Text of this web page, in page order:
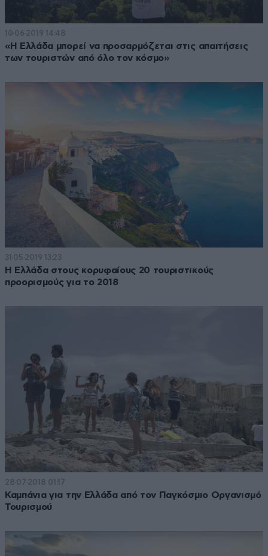
10·06·2019 14:48
«Η Ελλάδα μπορεί να προσαρμόζεται στις απαιτήσεις
των τουριστών από όλο τον κόσμο»
31·05·2019 13:23
Η Ελλάδα στους κορυφαίους 20 τουριστικούς
προορισμούς για το 2018
28·07·2018 01:17
Καμπάνια για την Ελλάδα από τον Παγκόσμιο Οργανισμό
Τουρισμού